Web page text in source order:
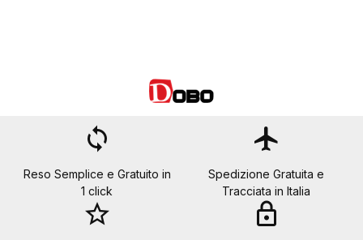
loop
Reso Semplice e Gratuito in
1 click
flight
Spedizione Gratuita e
Tracciata in Italia
star_border lock